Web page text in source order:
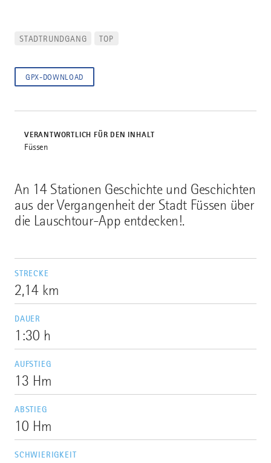
An 14 Stationen Geschichte und Geschichten
aus der Vergangenheit der Stadt Füssen über
die Lauschtour-App entdecken!.
STRECKE
2,14 km
DAUER
1:30 h
AUFSTIEG
13 Hm
ABSTIEG
10 Hm
SCHWIERIGKEIT
STADTRUNDGANG TOP
GPX-DOWNLOAD
VERANTWORTLICH FÜR DEN INHALT
Füssen